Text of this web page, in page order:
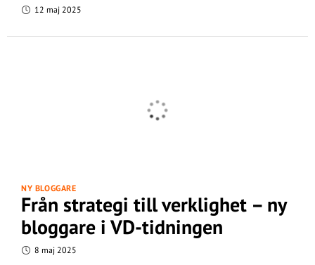
12 maj 2025
NY BLOGGARE
Från strategi till verklighet – ny
bloggare i VD-tidningen
8 maj 2025